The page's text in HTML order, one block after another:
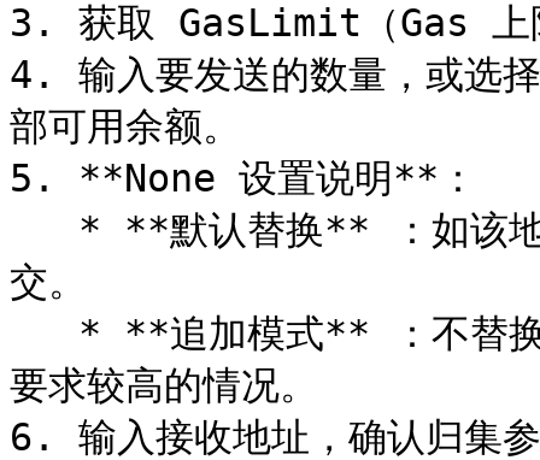
3. 获取 GasLimit（Gas 上
4. 输入要发送的数量，或选
部可用余额。
5. **None 设置说明**：
交。
要求较高的情况。
6. 输入接收地址，确认归集